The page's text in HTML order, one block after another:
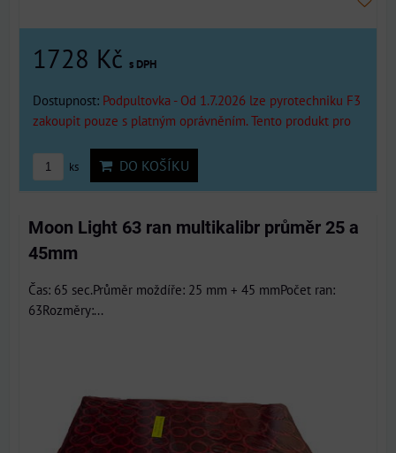
1728 Kč s DPH
Dostupnost: Podpultovka - Od 1.7.2026 lze pyrotechniku F3
zakoupit pouze s platným oprávněním. Tento produkt pro
ks DO KOŠÍKU
Moon Light 63 ran multikalibr průměr 25 a
45mm
Čas: 65 sec.Průměr moždíře: 25 mm + 45 mmPočet ran:
63Rozměry:...